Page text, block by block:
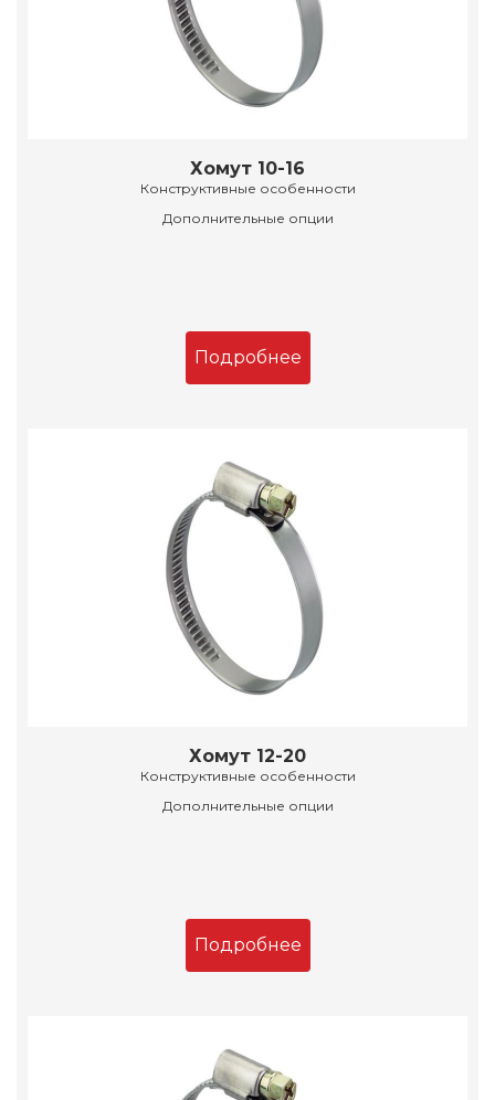
Хомут 10-16
Конструктивные особенности
Дополнительные опции
Подробнее
Хомут 12-20
Конструктивные особенности
Дополнительные опции
Подробнее